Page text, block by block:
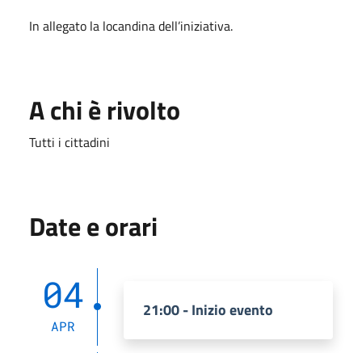
In allegato la locandina dell’iniziativa.
A chi è rivolto
Tutti i cittadini
Date e orari
04
APR
21:00 - Inizio evento